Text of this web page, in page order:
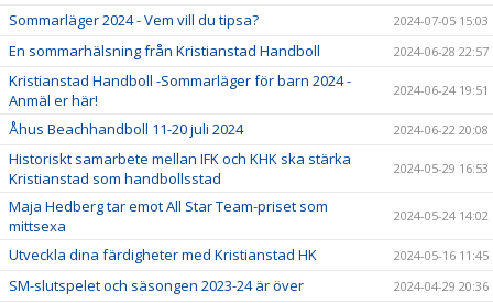
Sommarläger 2024 - Vem vill du tipsa? 2024-07-05 15:03
En sommarhälsning från Kristianstad Handboll 2024-06-28 22:57
Kristianstad Handboll -Sommarläger för barn 2024 -
Anmäl er här!
2024-06-24 19:51
Åhus Beachhandboll 11-20 juli 2024 2024-06-22 20:08
Historiskt samarbete mellan IFK och KHK ska stärka
Kristianstad som handbollsstad
2024-05-29 16:53
Maja Hedberg tar emot All Star Team-priset som
mittsexa
2024-05-24 14:02
Utveckla dina färdigheter med Kristianstad HK 2024-05-16 11:45
SM-slutspelet och säsongen 2023-24 är över 2024-04-29 20:36